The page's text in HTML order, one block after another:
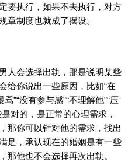
要执行，如果不去执行，对方
章制度也就成了摆设。
人会选择出轨，那是说明某些
给你说出一些原因，比如“在
”“没有参与感”“不理解他”“压
对的，是正常的心理需求，
那你可以针对他的需求，找出
足，承认现在的婚姻是有一些
那他也不会选择再次出轨。